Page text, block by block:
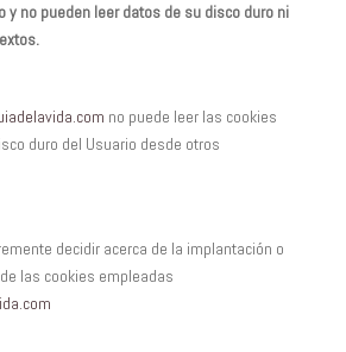
y no pueden leer datos de su disco duro ni
no puede leer las cookies
duro del Usuario desde otros
decidir acerca de la implantación o
las cookies empleadas